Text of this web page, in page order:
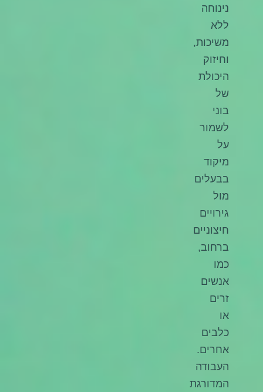
נינוחה
ללא
משיכות,
וחיזוק
היכולת
של
בוני
לשמור
על
מיקוד
בבעלים
מול
גירויים
חיצוניים
ברחוב,
כמו
אנשים
זרים
או
כלבים
אחרים.
העבודה
המדורגת